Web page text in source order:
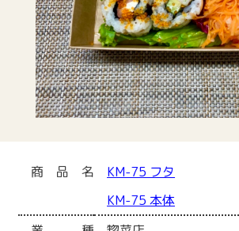
商品名
KM-75 フタ
KM-75 本体